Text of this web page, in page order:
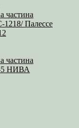
частина
1218/ Палессе
частина
5 НИВА